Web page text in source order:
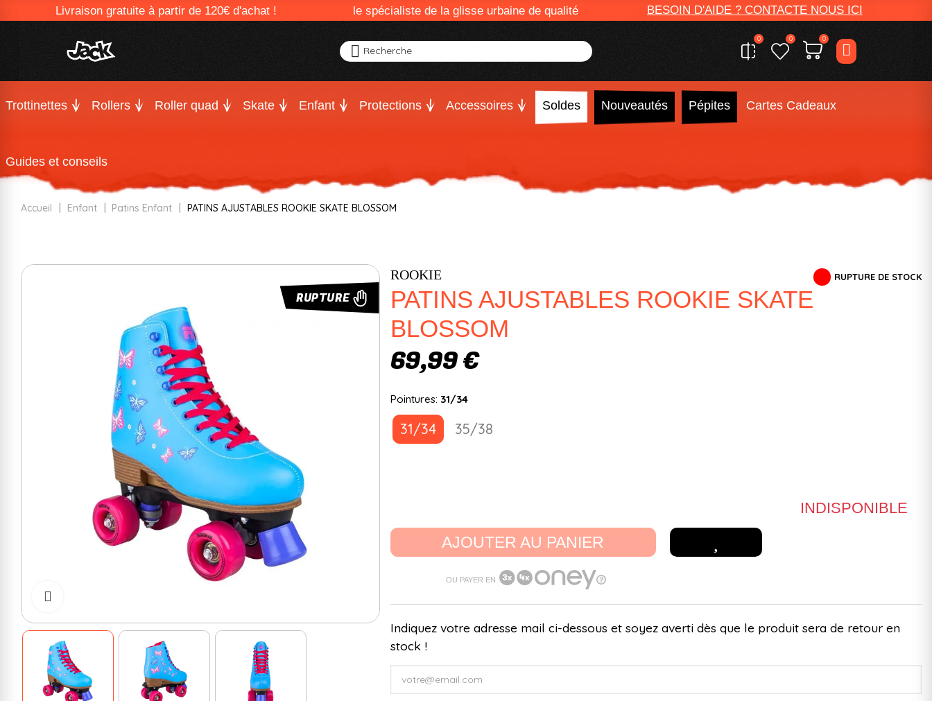
Livraison gratuite à partir de 120€ d'achat ! le spécialiste de la glisse urbaine de qualité BESOIN D'AIDE ? CONTACTE NOUS ICI
Recherche
0 0 0
Trottinettes Rollers Roller quad Skate Enfant Protections Accessoires Soldes Nouveautés Pépites Cartes Cadeaux
Guides et conseils
Accueil Enfant Patins Enfant PATINS AJUSTABLES ROOKIE SKATE BLOSSOM
RUPTURE
RUPTURE DE STOCK
ROOKIE
PATINS AJUSTABLES ROOKIE SKATE
BLOSSOM
69,99 €
Pointures: 31/34
31/34 35/38
INDISPONIBLE
AJOUTER AU PANIER
OU PAYER EN
Indiquez votre adresse mail ci-dessous et soyez averti dès que le produit sera de retour en
stock !